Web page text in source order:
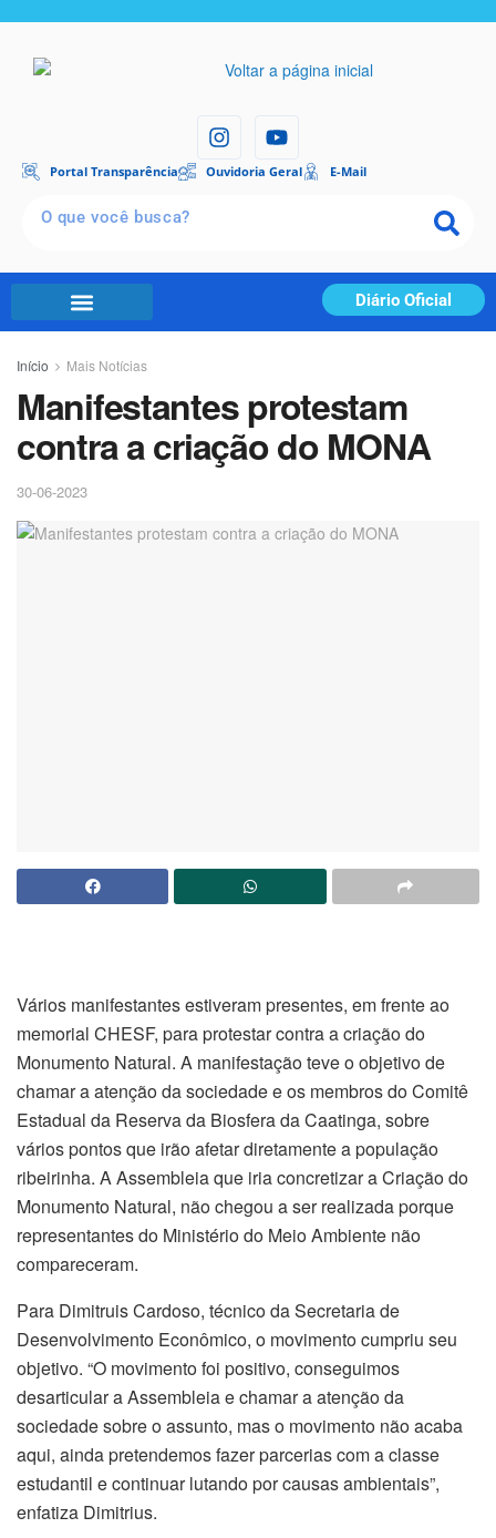
Portal Transparência Ouvidoria Geral E-Mail
Diário Oficial
Início Mais Notícias
Manifestantes protestam
contra a criação do MONA
30-06-2023
Vários manifestantes estiveram presentes, em frente ao
memorial CHESF, para protestar contra a criação do
Monumento Natural. A manifestação teve o objetivo de
chamar a atenção da sociedade e os membros do Comitê
Estadual da Reserva da Biosfera da Caatinga, sobre
vários pontos que irão afetar diretamente a população
ribeirinha. A Assembleia que iria concretizar a Criação do
Monumento Natural, não chegou a ser realizada porque
representantes do Ministério do Meio Ambiente não
compareceram.
Para Dimitruis Cardoso, técnico da Secretaria de
Desenvolvimento Econômico, o movimento cumpriu seu
objetivo. “O movimento foi positivo, conseguimos
desarticular a Assembleia e chamar a atenção da
sociedade sobre o assunto, mas o movimento não acaba
aqui, ainda pretendemos fazer parcerias com a classe
estudantil e continuar lutando por causas ambientais”,
enfatiza Dimitrius.